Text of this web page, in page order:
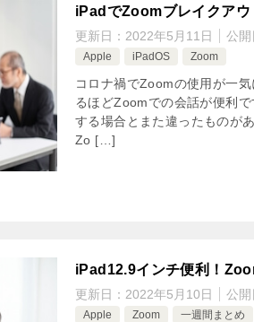
iPadでZoomブレイクアウ
更新日： 2022年5月11日 公開
Apple iPadOS Zoom
コロナ禍でZoomの使用が一
るほどZoomでの会話が便利
する場合とまた違ったものが
Zo […]
iPad12.9インチ便利！
更新日： 2022年5月10日 公開
Apple Zoom 一週間まとめ